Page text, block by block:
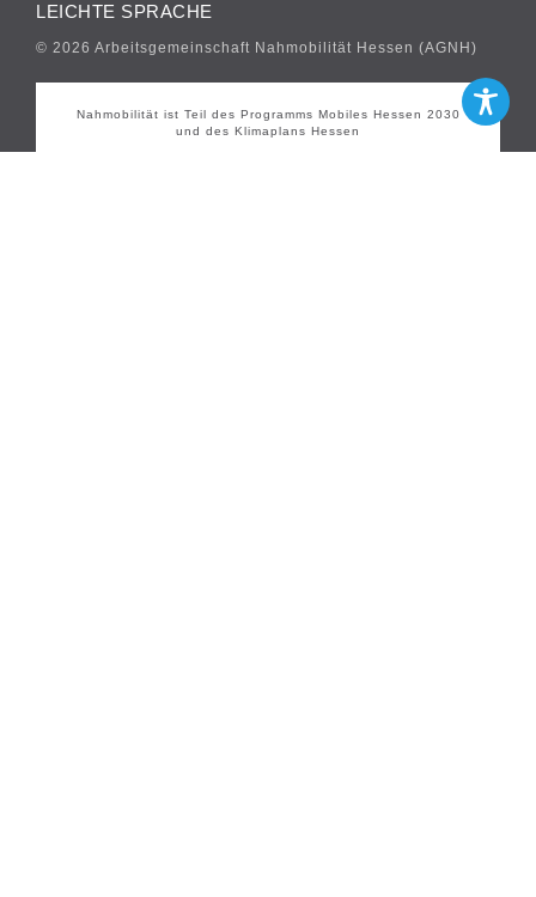
LEICHTE SPRACHE
© 2026 Arbeitsgemeinschaft Nahmobilität Hessen (AGNH)
Nahmobilität ist Teil des Programms Mobiles Hessen 2030
und des Klimaplans Hessen